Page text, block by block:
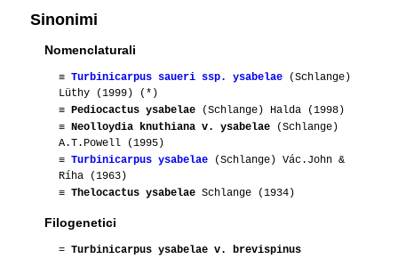
Sinonimi
Nomenclaturali
≡ Turbinicarpus saueri ssp. ysabelae (Schlange)
Lüthy (1999) (*)
≡ Pediocactus ysabelae (Schlange) Halda (1998)
≡ Neolloydia knuthiana v. ysabelae (Schlange)
A.T.Powell (1995)
≡ Turbinicarpus ysabelae (Schlange) Vác.John &
Ríha (1963)
≡ Thelocactus ysabelae Schlange (1934)
Filogenetici
= Turbinicarpus ysabelae v. brevispinus